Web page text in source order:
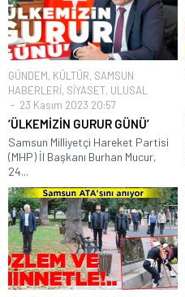
GÜNDEM, KÜLTÜR, SAMSUN
HABERLERİ, SİYASET, ULUSAL
23 Kasım 2023 20:57
‘ÜLKEMİZİN GURUR GÜNÜ’
Samsun Milliyetçi Hareket Partisi
(MHP) İl Başkanı Burhan Mucur,
24...